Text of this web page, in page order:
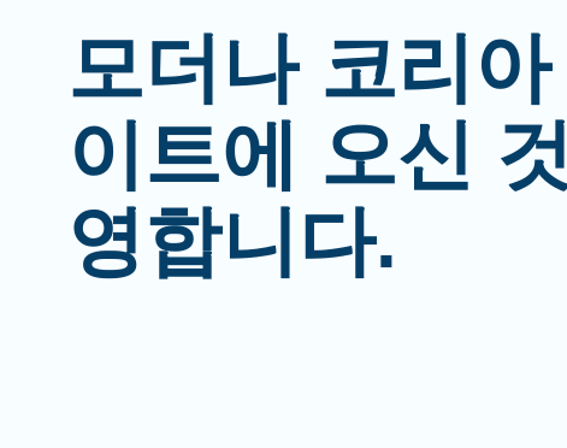
모더나 코리
이트에 오신
영합니다.